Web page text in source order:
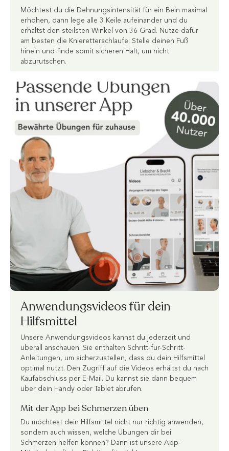
Möchtest du die Dehnungsintensität für ein Bein maximal
erhöhen, dann lege alle 3 Keile aufeinander und du
erhältst den steilsten Winkel von 36 Grad. Nutze dafür
am besten die Knieretterschlaufe: Stelle deinen Fuß
hinein und finde somit sicheren Halt, um nicht
abzurutschen.
Anwendungsvideos für dein
Hilfsmittel
Unsere Anwendungsvideos kannst du jederzeit und
überall anschauen. Sie enthalten Schritt-für-Schritt-
Anleitungen, um sicherzustellen, dass du dein Hilfsmittel
optimal nutzt. Den Zugriff auf die Videos erhältst du nach
Kaufabschluss per E-Mail. Du kannst sie dann bequem
über dein Handy oder Tablet abrufen.
Mit der App bei Schmerzen üben
Du möchtest dein Hilfsmittel nicht nur richtig anwenden,
sondern auch wissen, welche Übungen dir bei
Schmerzen helfen können? Dann ist unsere App-